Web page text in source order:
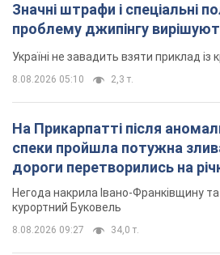
Значні штрафи і спеціальні
проблему джипінгу
Україні не завадить взяти приклад із
8.08.2026 05:10 2,3 т.
На Прикарпатті після
спеки пройшла потужна
дороги перетворились на
Відео
Негода накрила Івано-Франківщину та
курортний Буковель
8.08.2026 09:27 34,0 т.